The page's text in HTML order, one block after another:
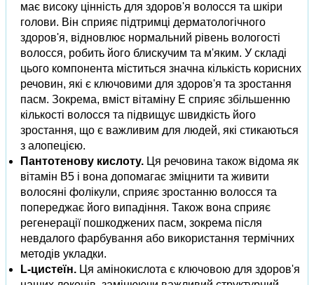
має високу цінність для здоров'я волосся та шкіри
голови. Він сприяє підтримці дерматологічного
здоров'я, відновлює нормальний рівень вологості
волосся, робить його блискучим та м'яким. У складі
цього компонента міститься значна кількість корисних
речовин, які є ключовими для здоров'я та зростання
пасм. Зокрема, вміст вітаміну Е сприяє збільшенню
кількості волосся та підвищує швидкість його
зростання, що є важливим для людей, які стикаються
з алопецією.
Пантотенову кислоту. Ця речовина також відома як
вітамін В5 і вона допомагає зміцнити та живити
волосяні фолікули, сприяє зростанню волосся та
попереджає його випадіння. Також вона сприяє
регенерації пошкоджених пасм, зокрема після
невдалого фарбування або використання термічних
методів укладки.
L-цистеїн. Ця амінокислота є ключовою для здоров'я